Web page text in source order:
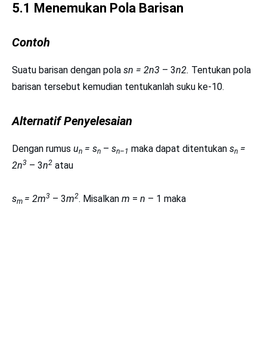
5.1 Menemukan Pola Barisan
Contoh
Suatu barisan dengan pola sn = 2n3 – 3n2. Tentukan pola
barisan tersebut kemudian tentukanlah suku ke-10.
Alternatif Penyelesaian
Dengan rumus un = sn – sn–1 maka dapat ditentukan sn =
2n3 – 3n2 atau
sm = 2m3 – 3m2. Misalkan m = n – 1 maka